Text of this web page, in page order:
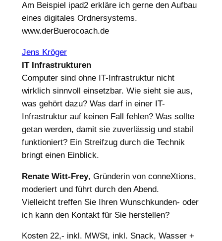
Am Beispiel ipad2 erkläre ich gerne den Aufbau
eines digitales Ordnersystems.
www.derBuerocoach.de
Jens Kröger
IT Infrastrukturen
Computer sind ohne IT-Infrastruktur nicht
wirklich sinnvoll einsetzbar. Wie sieht sie aus,
was gehört dazu? Was darf in einer IT-
Infrastruktur auf keinen Fall fehlen? Was sollte
getan werden, damit sie zuverlässig und stabil
funktioniert? Ein Streifzug durch die Technik
bringt einen Einblick.
Renate Witt-Frey, Gründerin von conneXtions,
moderiert und führt durch den Abend.
Vielleicht treffen Sie Ihren Wunschkunden- oder
ich kann den Kontakt für Sie herstellen?
Kosten 22,- inkl. MWSt, inkl. Snack, Wasser +